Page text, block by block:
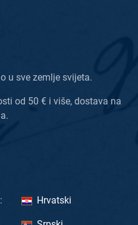
u sve zemlje svijeta.
od 50 € i više, dostava na
Hrvatski